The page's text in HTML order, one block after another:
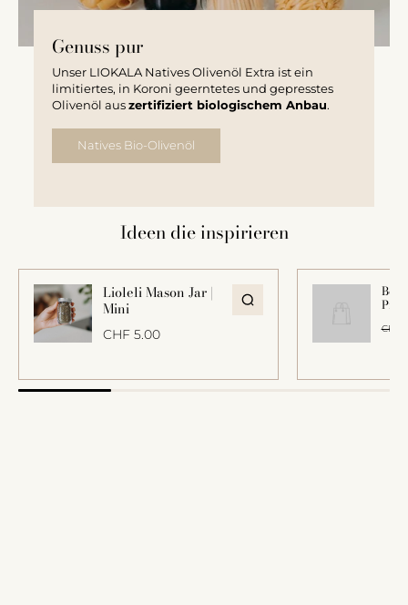
Genuss pur
Unser LIOKALA Natives Olivenöl Extra ist ein
limitiertes, in Koroni geerntetes und gepresstes
Olivenöl aus zertifiziert biologischem Anbau.
Natives Bio-Olivenöl
Ideen die inspirieren
Lioleli Mason Jar |
Mini
CHF 5.00 CHF